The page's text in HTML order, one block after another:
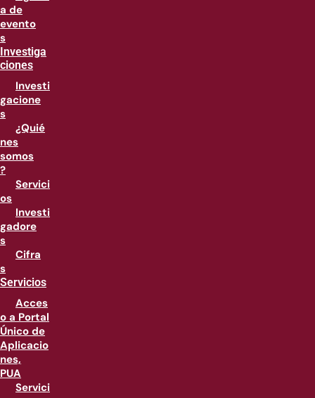
a de
evento
s
Investiga
ciones
Investi
gacione
s
¿Quié
nes
somos
?
Servici
os
Investi
gadore
s
Cifra
s
Servicios
Acces
o a Portal
Único de
Aplicacio
nes,
PUA
Servici